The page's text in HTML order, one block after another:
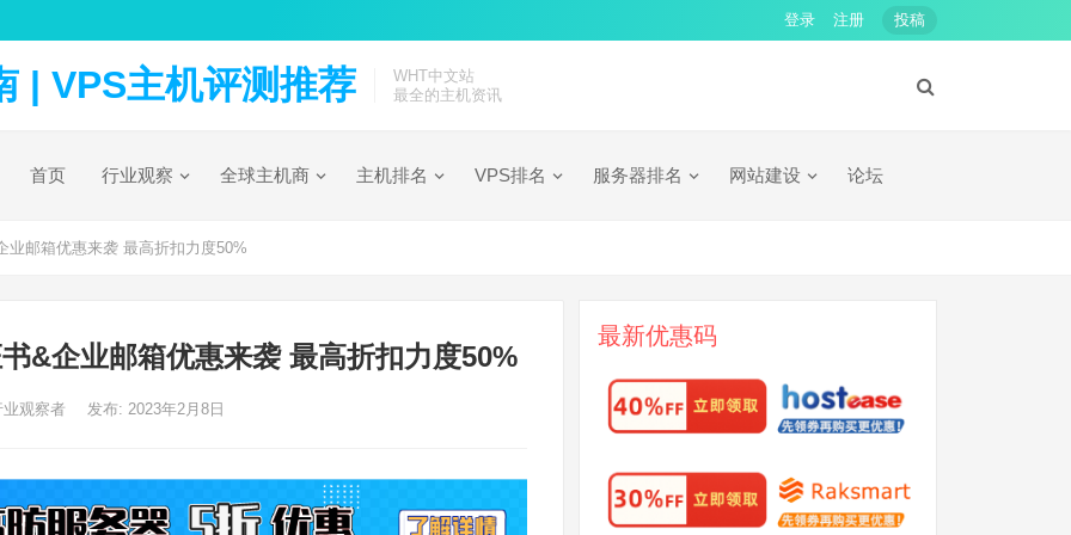
登录 注册 投稿
| VPS主机评测推荐
WHT中文站
最全的主机资讯
首页 行业观察 全球主机商 主机排名 VPS排名 服务器排名 网站建设 论坛
邮箱优惠来袭 最高折扣力度50%
&企业邮箱优惠来袭 最高折扣力度50%
观察者 发布: 2023年2月8日
最新优惠码